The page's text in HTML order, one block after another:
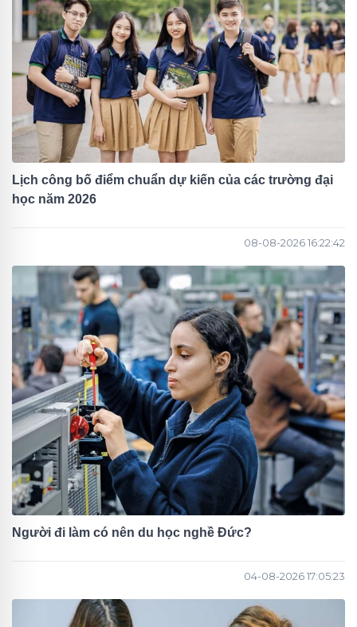
Lịch công bố điểm chuẩn dự kiến của các trường đại
học năm 2026
08-08-2026 16:22:42
Người đi làm có nên du học nghề Đức?
04-08-2026 17:05:23